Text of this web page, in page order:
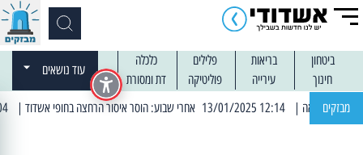
ביטחון בריאות פלילים
כלכלה
חינוך
עירייה פוליטיקה דת ומסורת
עוד נושאים
מבזקים | 12:14 13/01/2025 אחרי שבוע: הוסר איסור הרחצה בחופי אשדוד | 13:04 14/01/2025 עובדים בלילות: עבודות קרצוף וריבוד אספלט